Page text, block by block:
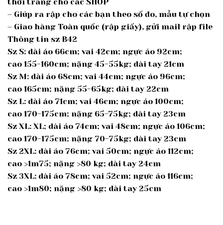
– Giúp ra rập cho các bạn theo số đo, mẫu tự chọn
– Giao hàng Toàn quốc (rập giấy), gửi mail rập file
Thông tin sz B42
Sz S: dài áo 66cm; vai 42cm; ngực áo 92cm;
cao 155-160cm; nặng 45-55kg; dài tay 21cm
Sz M: dài áo 68cm; vai 44cm; ngực áo 96cm;
cao 165cm; nặng 55-65kg; dài tay 22cm
Sz L: dài áo 71cm; vai 46cm; ngực áo 100cm;
cao 170-175cm; nặng 65-75kg; dài tay 23cm
Sz XL: XL; dài áo 74cm; vai 48cm; ngực áo 106cm;
cao 170-175cm; nặng 70-75kg; dài tay 23cm
Sz 2XL: dài áo 76cm; vai 50cm; ngực áo 112cm;
cao >1m75; nặng >80 kg; dài tay 24cm
Sz 3XL: dài áo 78cm; vai 52cm; ngực áo 116cm;
cao >1m80; nặng >80 kg; dài tay 25cm